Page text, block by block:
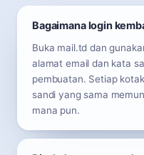
Bagaimana login
Buka mail.td dan
alamat email dan kata
pembuatan. Setiap
sandi yang sama
mana pun.